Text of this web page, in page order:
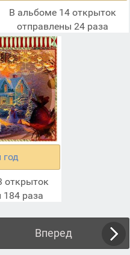
В альбоме 14 открыток
отправлены 24 раза
открыток
184 раза
Вперед